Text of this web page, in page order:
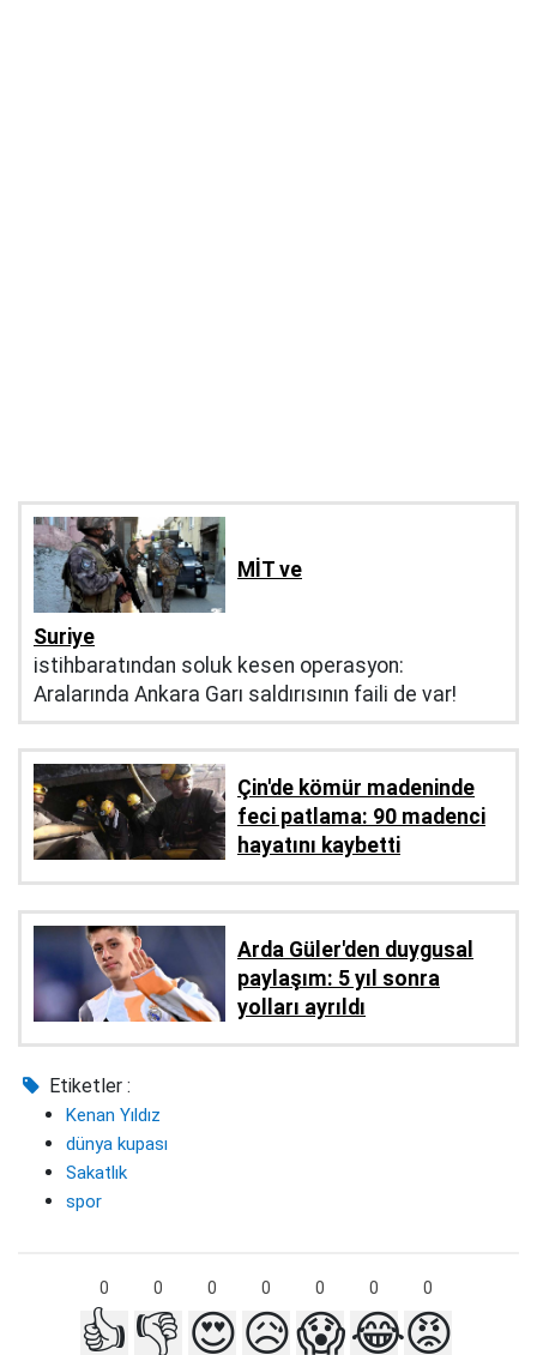
MİT ve
Suriye
istihbaratından soluk kesen operasyon:
Aralarında Ankara Garı saldırısının faili de var!
Çin'de kömür madeninde
feci patlama: 90 madenci
hayatını kaybetti
Arda Güler'den duygusal
paylaşım: 5 yıl sonra
yolları ayrıldı
Etiketler :
Kenan Yıldız
dünya kupası
Sakatlık
spor
0 0 0 0 0 0 0
👍 👎 😍😥😱😂😡